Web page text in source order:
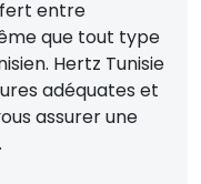
entre
que tout type
Hertz Tunisie
adéquates et
assurer une